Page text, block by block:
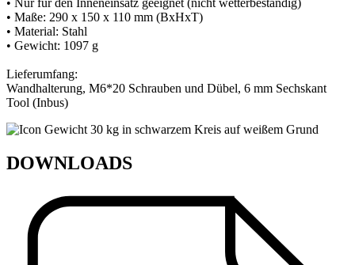
• Nur für den Inneneinsatz geeignet (nicht wetterbeständig)
• Maße: 290 x 150 x 110 mm (BxHxT)
• Material: Stahl
• Gewicht: 1097 g
Lieferumfang:
Wandhalterung, M6*20 Schrauben und Dübel, 6 mm Sechskant
DOWNLOADS